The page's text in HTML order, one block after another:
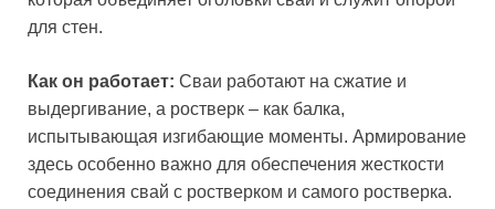
для стен.
Как он работает: Сваи работают на сжатие и
выдергивание, а ростверк – как балка,
испытывающая изгибающие моменты. Армирование
здесь особенно важно для обеспечения жесткости
соединения свай с ростверком и самого ростверка.